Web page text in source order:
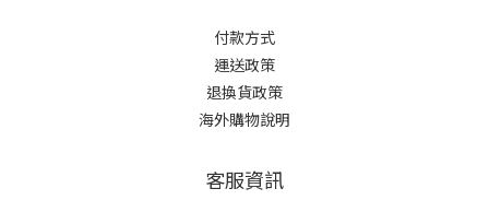
付款方式
運送政策
退換貨政策
海外購物說明
客服資訊